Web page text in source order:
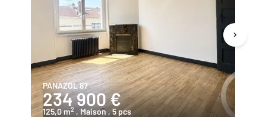
PANAZOL 87
234 900 €
125,0 m2 , Maison , 5 pcs